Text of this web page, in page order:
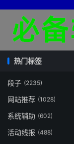
热门标签
段子 (2235)
网站推荐 (1028)
系统辅助 (602)
活动线报 (488)